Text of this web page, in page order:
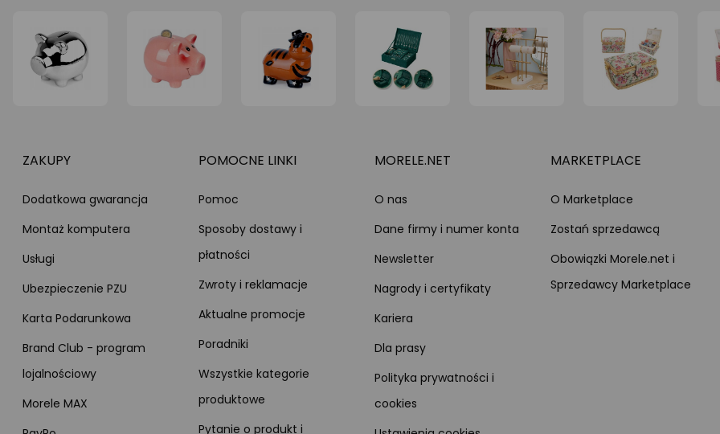
ZAKUPY
Dodatkowa gwarancja
Montaż komputera
Usługi
Ubezpieczenie PZU
Karta Podarunkowa
Brand Club - program
lojalnościowy
Morele MAX
POMOCNE LINKI
Pomoc
Sposoby dostawy i
płatności
Zwroty i reklamacje
Aktualne promocje
Poradniki
Wszystkie kategorie
produktowe
Pytanie o produkt i
MORELE.NET
O nas
Dane firmy i numer konta
Newsletter
Nagrody i certyfikaty
Kariera
Dla prasy
Polityka prywatności i
cookies
MARKETPLACE
O Marketplace
Zostań sprzedawcą
Obowiązki Morele.net i
Sprzedawcy Marketplace